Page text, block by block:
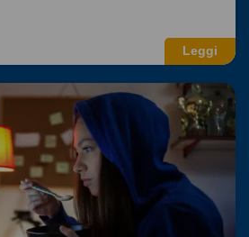
Leggi